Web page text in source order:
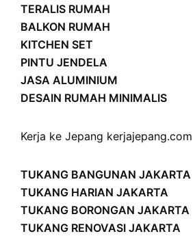
TERALIS RUMAH
BALKON RUMAH
KITCHEN SET
PINTU JENDELA
JASA ALUMINIUM
DESAIN RUMAH MINIMALIS
Kerja ke Jepang kerjajepang.com
TUKANG BANGUNAN JAKARTA
TUKANG HARIAN JAKARTA
TUKANG BORONGAN JAKARTA
TUKANG RENOVASI JAKARTA